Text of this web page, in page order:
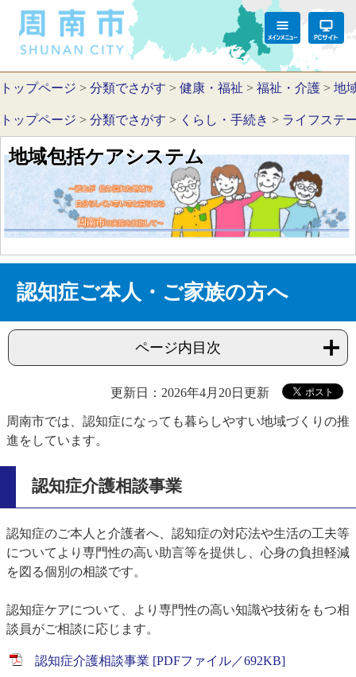
トップページ > 分類でさがす > 健康・福祉 > 福祉・介護 > 地
トップページ > 分類でさがす > くらし・手続き > ライフステ
地域包括ケアシステム
認知症ご本人・ご家族の方へ
ページ内目次
更新日：2026年4月20日更新
周南市では、認知症になっても暮らしやすい地域づくりの推
進をしています。
認知症介護相談事業
認知症のご本人と介護者へ、認知症の対応法や生活の工夫等
についてより専門性の高い助言等を提供し、心身の負担軽減
を図る個別の相談です。
認知症ケアについて、より専門性の高い知識や技術をもつ相
談員がご相談に応じます。
認知症介護相談事業 [PDFファイル／692KB]